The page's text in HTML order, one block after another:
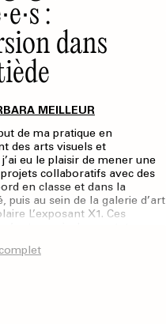
:
dans
MEILLEUR
de ma pratique en
des arts visuels et
eu le plaisir de mener une
collaboratifs avec des
en classe et dans la
puis au sein de la galerie d’art
L’exposant X1. Ces
des élèves, tout en